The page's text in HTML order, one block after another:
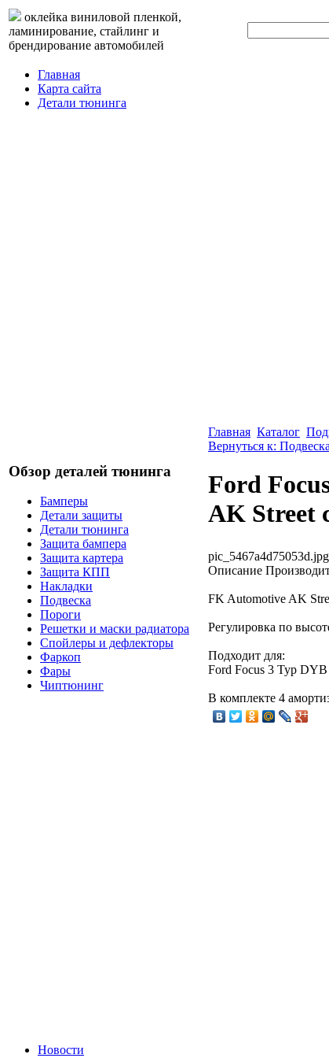
оклейка виниловой пленкой,
ламинирование, стайлинг и
брендирование автомобилей
Главная
Карта сайта
Детали тюнинга
Обзор деталей тюнинга
Бамперы
Детали защиты
Детали тюнинга
Защита бампера
Защита картера
Защита КПП
Накладки
Подвеска
Пороги
Решетки и маски радиатора
Спойлеры и дефлекторы
Фаркоп
Фары
Чиптюнинг
Главная Каталог
Вернуться к: Подвеска
Ford
AK Street
pic_5467a4d75053d.jpg
Описание
FK Automotive AK
Регулировка по
Подходит для:
Ford Focus 3 Typ DYB
В комплекте 4
Новости